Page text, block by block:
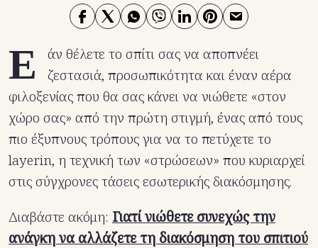
Ε
άν θέλετε το σπίτι σας να αποπνέει
ζεστασιά, προσωπικότητα και έναν αέρα
φιλοξενίας που θα σας κάνει να νιώθετε «στον
χώρο σας» από την πρώτη στιγμή, ένας από τους
πιο έξυπνους τρόπους για να το πετύχετε το
layerin, η τεχνική των «στρώσεων» που κυριαρχεί
στις σύγχρονες τάσεις εσωτερικής διακόσμησης.
Διαβάστε ακόμη: Γιατί νιώθετε συνεχώς την
ανάγκη να αλλάζετε τη διακόσμηση του σπιτιού